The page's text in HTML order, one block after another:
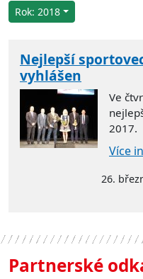
Rok: 2018
Nejlepší
vyhlášen
Ve
2017.
Více
26.
Partnerské